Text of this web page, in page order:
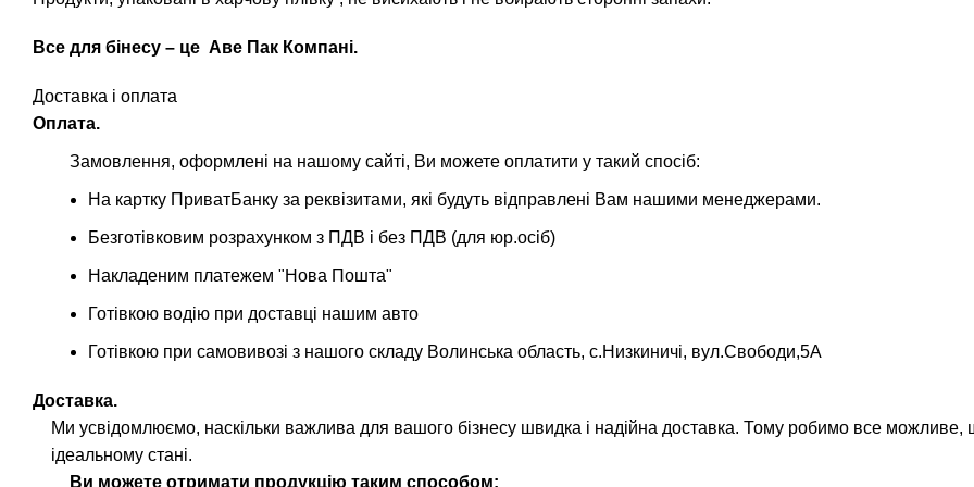
Все для бінесу – це Аве Пак Компані.
Доставка і оплата
Оплата.
Замовлення, оформлені на нашому сайті, Ви можете оплатити у такий спосіб:
На картку ПриватБанку за реквізитами, які будуть відправлені Вам нашими менеджерами.
Безготівковим розрахунком з ПДВ і без ПДВ (для юр.осіб)
Накладеним платежем "Нова Пошта"
Готівкою водію при доставці нашим авто
Готівкою при самовивозі з нашого складу Волинська область, с.Низкиничі, вул.Свободи,5А
Доставка.
Ми усвідомлюємо, наскільки важлива для вашого бізнесу швидка і надійна доставка. Тому робимо все
ідеальному стані.
Ви можете отримати продукцію таким способом: